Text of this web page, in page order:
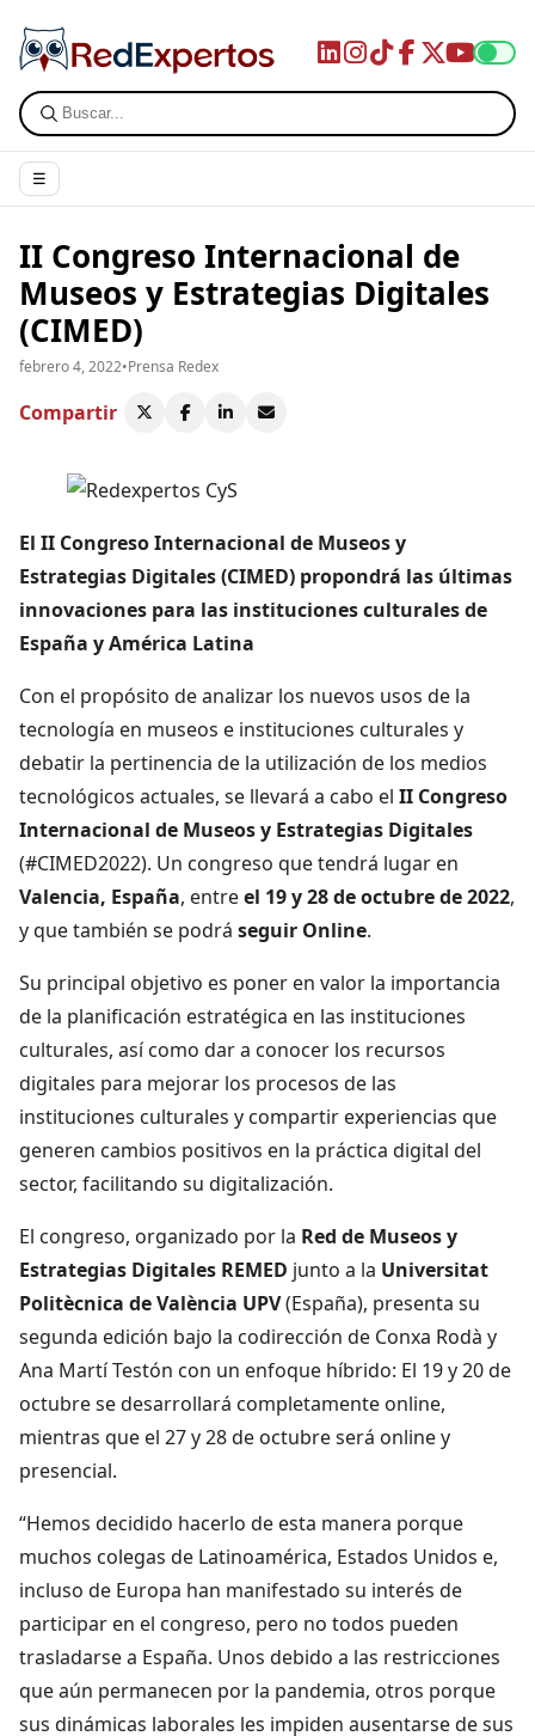
☰
II Congreso Internacional de
Museos y Estrategias Digitales
(CIMED)
febrero 4, 2022•Prensa Redex
Compartir
El II Congreso Internacional de Museos y
Estrategias Digitales (CIMED) propondrá las últimas
innovaciones para las instituciones culturales de
España y América Latina
Con el propósito de analizar los nuevos usos de la
tecnología en museos e instituciones culturales y
debatir la pertinencia de la utilización de los medios
tecnológicos actuales, se llevará a cabo el II Congreso
Internacional de Museos y Estrategias Digitales
(#CIMED2022). Un congreso que tendrá lugar en
Valencia, España, entreel 19 y 28 de octubre de 2022,
y que también se podrá seguir Online.
Su principal objetivo es poner en valor la importancia
de la planificación estratégica en las instituciones
culturales, así como dar a conocer los recursos
digitales para mejorar los procesos de las
instituciones culturales y compartir experiencias que
generen cambios positivos en la práctica digital del
sector, facilitando su digitalización.
El congreso, organizado por la Red de Museos y
Estrategias Digitales REMED junto a la Universitat
Politècnica de València UPV(España), presenta su
segunda edición bajo la codirección de Conxa Rodà y
Ana Martí Testón con un enfoque híbrido: El 19 y 20 de
octubre se desarrollará completamente online,
mientras que el 27 y 28 de octubre será online y
presencial.
“Hemos decidido hacerlo de esta manera porque
muchos colegas de Latinoamérica, Estados Unidos e,
incluso de Europa han manifestado su interés de
participar en el congreso, pero no todos pueden
trasladarse a España. Unos debido a las restricciones
que aún permanecen por la pandemia, otros porque
sus dinámicas laborales les impiden ausentarse de sus